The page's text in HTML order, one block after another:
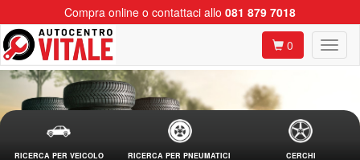
Compra online o contattaci allo 081 879 7018
0
RICERCA PER VEICOLO RICERCA PER PNEUMATICI CERCHI